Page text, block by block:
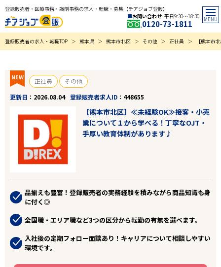
登録販売者・医療事務・調剤事務の求人・転職・募集【チアジョブ登販】
お問い合わせ 平日9:30〜18:30
0120-73-1811
登録販売者の求人・転職TOP 熊本県 熊本市北区 その他 正社員 【熊本市
NEW 正社員
その他
更新日
2026.08.04 登録販売者求人ID 448655
【熊本市北区】≪未経験OK≫接客・小売
業について１から学べる！丁寧なOJT・
手厚い教育体制があります♪
品揃えも豊富！登録販売者の実務経験を積みながら商品知識も身
に付く◎
全国職・エリア職など3つの区分から転勤の有無を選べます。
入社後の定期フォロー面談あり！キャリアについて相談しやすい
環境です。